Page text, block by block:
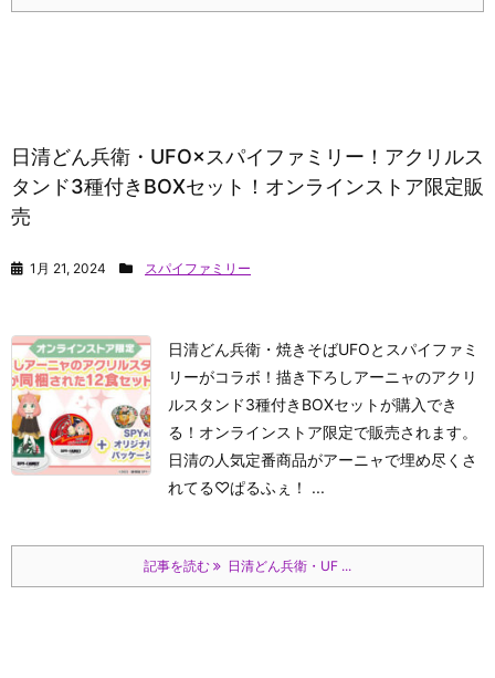
日清どん兵衛・UFO×スパイファミリー！アクリルス
タンド3種付きBOXセット！オンラインストア限定販
売
1月 21, 2024 スパイファミリー
日清どん兵衛・焼きそばUFOとスパイファミ
リーがコラボ！描き下ろしアーニャのアクリ
ルスタンド3種付きBOXセットが購入でき
る！オンラインストア限定で販売されます。
日清の人気定番商品がアーニャで埋め尽くさ
れてる♡ぱるふぇ！ ...
記事を読む 日清どん兵衛・UF ...